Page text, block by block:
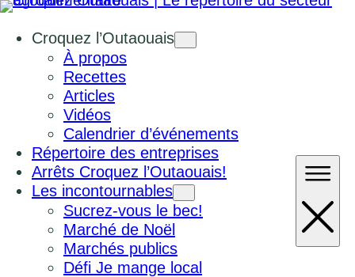
Croquez l’Outaouais
À propos
Recettes
Articles
Vidéos
Calendrier d’événements
Répertoire des entreprises
Arrêts Croquez l’Outaouais!
Les incontournables
Sucrez-vous le bec!
Marché de Noël
Marchés publics
Défi Je mange local